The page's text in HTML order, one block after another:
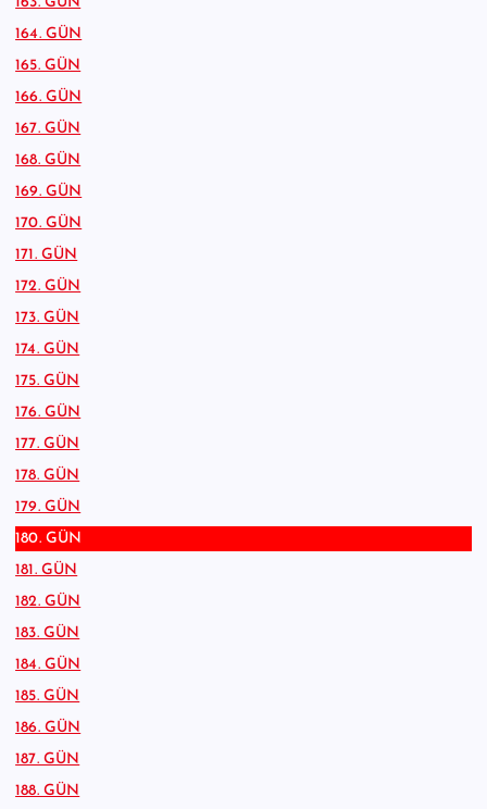
164. GÜN
165. GÜN
166. GÜN
167. GÜN
168. GÜN
169. GÜN
170. GÜN
171. GÜN
172. GÜN
173. GÜN
174. GÜN
175. GÜN
176. GÜN
177. GÜN
178. GÜN
179. GÜN
180. GÜN
181. GÜN
182. GÜN
183. GÜN
184. GÜN
185. GÜN
186. GÜN
187. GÜN
188. GÜN